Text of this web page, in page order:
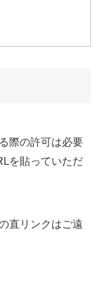
際の許可は必要
を貼っていただ
直リンクはご遠